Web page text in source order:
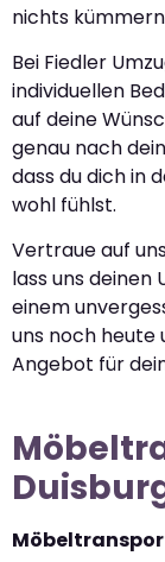
nichts
Bei Fiedler
individuellen
auf deine
genau nach
dass du dich in
wohl fühlst.
Vertraue auf
lass uns deinen
einem
uns noch heute
Angebot für